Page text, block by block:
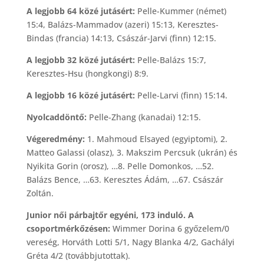
A legjobb 64 közé jutásért: Pelle-Kummer (német)
15:4, Balázs-Mammadov (azeri) 15:13, Keresztes-
Bindas (francia) 14:13, Császár-Jarvi (finn) 12:15.
A legjobb 32 közé jutásért: Pelle-Balázs 15:7,
Keresztes-Hsu (hongkongi) 8:9.
A legjobb 16 közé jutásért: Pelle-Larvi (finn) 15:14.
Nyolcaddöntő: Pelle-Zhang (kanadai) 12:15.
Végeredmény: 1. Mahmoud Elsayed (egyiptomi), 2.
Matteo Galassi (olasz), 3. Makszim Percsuk (ukrán) és
Nyikita Gorin (orosz), …8. Pelle Domonkos, …52.
Balázs Bence, …63. Keresztes Ádám, …67. Császár
Zoltán.
Junior női párbajtőr egyéni, 173 induló. A
csoportmérkőzésen: Wimmer Dorina 6 győzelem/0
vereség, Horváth Lotti 5/1, Nagy Blanka 4/2, Gachályi
Gréta 4/2 (továbbjutottak).